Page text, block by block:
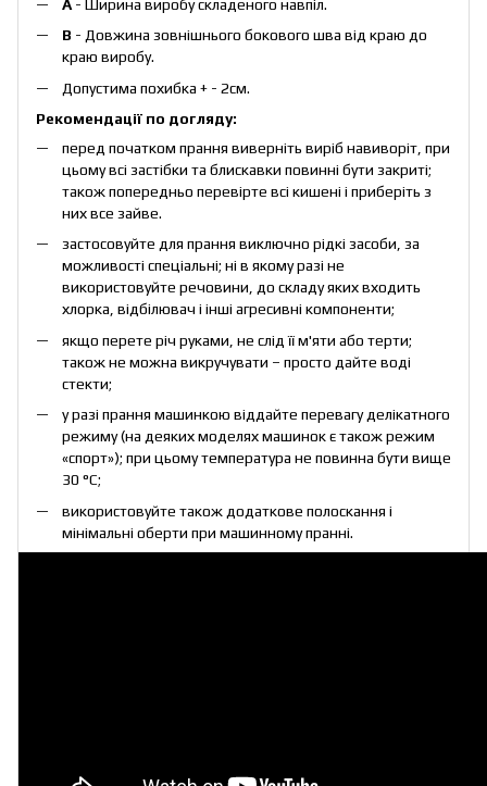
А - Ширина виробу складеного навпіл.
B - Довжина зовнішнього бокового шва від краю до
краю виробу.
Допустима похибка + - 2см.
Рекомендації по догляду:
перед початком прання виверніть виріб навиворіт, при
цьому всі застібки та блискавки повинні бути закриті;
також попередньо перевірте всі кишені і приберіть з
них все зайве.
застосовуйте для прання виключно рідкі засоби, за
можливості спеціальні; ні в якому разі не
використовуйте речовини, до складу яких входить
хлорка, відбілювач і інші агресивні компоненти;
якщо перете річ руками, не слід її м'яти або терти;
також не можна викручувати – просто дайте воді
стекти;
у разі прання машинкою віддайте перевагу делікатного
режиму (на деяких моделях машинок є також режим
«спорт»); при цьому температура не повинна бути вище
30 °С;
використовуйте також додаткове полоскання і
мінімальні оберти при машинному пранні.